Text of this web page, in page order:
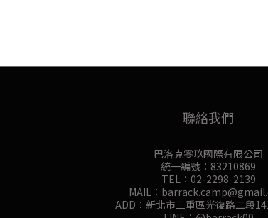
聯絡我們
巴洛克零玖國際有限公司
統一編號：83210869
TEL：02-2298-2139
MAIL：
ADD：新北市三重區光復路二段